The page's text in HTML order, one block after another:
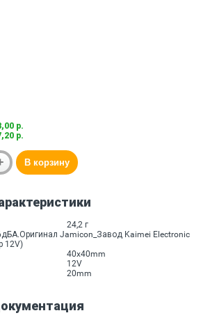
р.
р.
24,2 г
Jamicon_Завод Kaimei Electronic
12V)
40x40mm
12V
20mm